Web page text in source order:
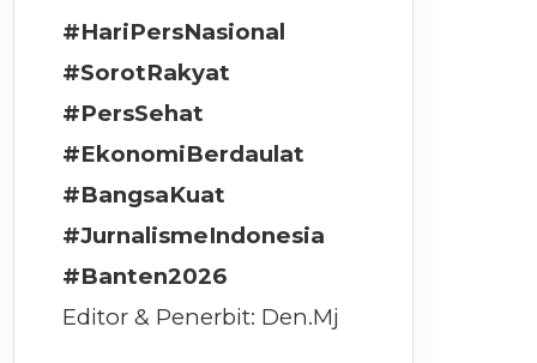
#HariPersNasional
#SorotRakyat
#PersSehat
#EkonomiBerdaulat
#BangsaKuat
#JurnalismeIndonesia
#Banten2026
Editor & Penerbit: Den.Mj